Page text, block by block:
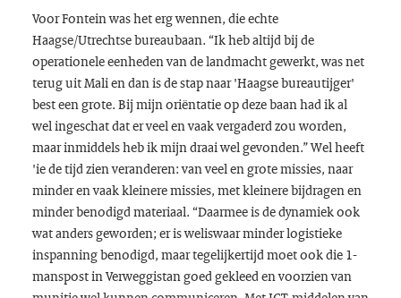
Voor Fontein was het erg wennen, die echte
Haagse/Utrechtse bureaubaan. “Ik heb altijd bij de
operationele eenheden van de landmacht gewerkt, was net
terug uit Mali en dan is de stap naar 'Haagse bureautijger'
best een grote. Bij mijn oriëntatie op deze baan had ik al
wel ingeschat dat er veel en vaak vergaderd zou worden,
maar inmiddels heb ik mijn draai wel gevonden.” Wel heeft
'ie de tijd zien veranderen: van veel en grote missies, naar
minder en vaak kleinere missies, met kleinere bijdragen en
minder benodigd materiaal. “Daarmee is de dynamiek ook
wat anders geworden; er is weliswaar minder logistieke
inspanning benodigd, maar tegelijkertijd moet ook die 1-
manspost in Verweggistan goed gekleed en voorzien van